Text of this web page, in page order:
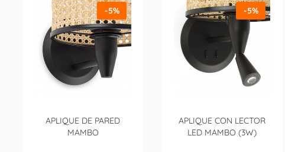
APLIQUE DE PARED
MAMBO
-5%
APLIQUE CON LECTOR
LED MAMBO (3W)
-5%